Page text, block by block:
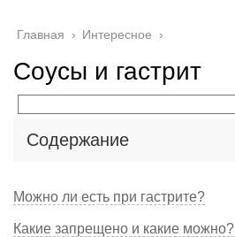
Главная › Интересное ›
Соусы и гастрит
Содержание
Можно ли есть при гастрите?
Какие запрещено и какие можно?